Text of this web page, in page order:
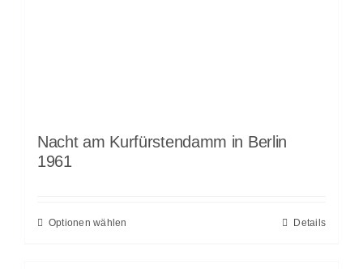
Nacht am Kurfürstendamm in Berlin
1961
Optionen wählen Details